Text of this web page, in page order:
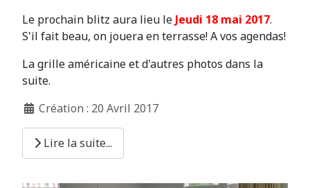
Le prochain blitz aura lieu le Jeudi 18 mai 2017.
S'il fait beau, on jouera en terrasse! A vos agendas!
La grille américaine et d'autres photos dans la
suite.
Création : 20 Avril 2017
Lire la suite...